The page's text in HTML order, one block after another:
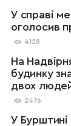
У справі
оголосив
4128
На
будинку
двох
2476
У Бурштині